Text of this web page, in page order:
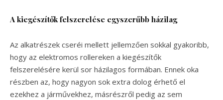
A kiegészítők felszerelése egyszerűbb házilag
Az alkatrészek cseréi mellett jellemzően sokkal gyakoribb,
hogy az elektromos rollereken a kiegészítők
felszerelésére kerül sor házilagos formában. Ennek oka
részben az, hogy nagyon sok extra dolog érhető el
ezekhez a járművekhez, másrészről pedig az sem